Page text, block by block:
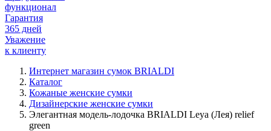
функционал
Гарантия
365 дней
Уважение
к клиенту
Интернет магазин сумок BRIALDI
Каталог
Кожаные женские сумки
Дизайнерские женские сумки
Элегантная модель-лодочка BRIALDI Leya (Лея) relief
green